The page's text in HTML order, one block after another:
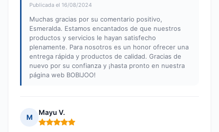
Publicada el 16/08/2024
Muchas gracias por su comentario positivo,
Esmeralda. Estamos encantados de que nuestros
productos y servicios le hayan satisfecho
plenamente. Para nosotros es un honor ofrecer una
entrega rápida y productos de calidad. Gracias de
nuevo por su confianza y ¡hasta pronto en nuestra
página web BOBIJOO!
M
Mayu V.
Nota: 5 de 5